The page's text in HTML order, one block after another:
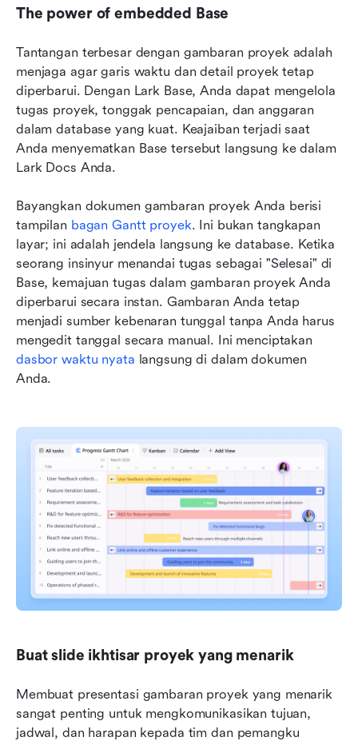
The power of embedded Base
Tantangan terbesar dengan gambaran proyek adalah
menjaga agar garis waktu dan detail proyek tetap
diperbarui. Dengan Lark Base, Anda dapat mengelola
tugas proyek, tonggak pencapaian, dan anggaran
dalam database yang kuat. Keajaiban terjadi saat
Anda menyematkan Base tersebut langsung ke dalam
Lark Docs Anda.
Bayangkan dokumen gambaran proyek Anda berisi
tampilan bagan Gantt proyek. Ini bukan tangkapan
layar; ini adalah jendela langsung ke database. Ketika
seorang insinyur menandai tugas sebagai "Selesai" di
Base, kemajuan tugas dalam gambaran proyek Anda
diperbarui secara instan. Gambaran Anda tetap
menjadi sumber kebenaran tunggal tanpa Anda harus
dasbor waktu nyata langsung di dalam dokumen
Anda.
Buat slide ikhtisar proyek yang menarik
Membuat presentasi gambaran proyek yang menarik
sangat penting untuk mengkomunikasikan tujuan,
jadwal, dan harapan kepada tim dan pemangku